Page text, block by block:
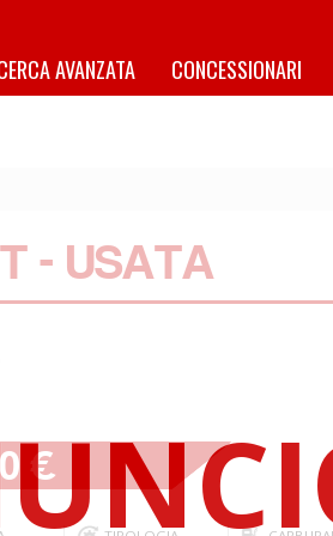
AVANZATA CONCESSIONARI
- USATA
€